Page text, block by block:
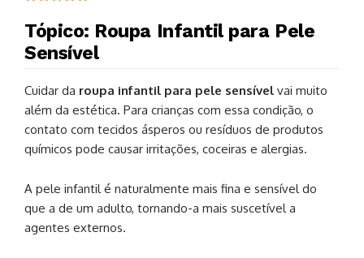
Tópico: Roupa Infantil para Pele
Sensível
Cuidar da roupa infantil para pele sensível vai muito
além da estética. Para crianças com essa condição, o
contato com tecidos ásperos ou resíduos de produtos
químicos pode causar irritações, coceiras e alergias.
A pele infantil é naturalmente mais fina e sensível do
que a de um adulto, tornando-a mais suscetível a
agentes externos.